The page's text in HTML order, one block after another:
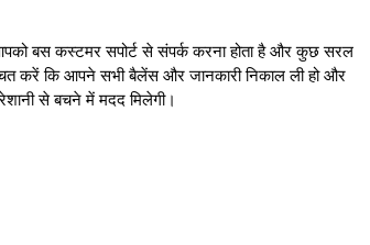
बस कस्टमर सपोर्ट से संपर्क करना होता है और कुछ सरल
करें कि आपने सभी बैलेंस और जानकारी निकाल ली हो और
से बचने में मदद मिलेगी।